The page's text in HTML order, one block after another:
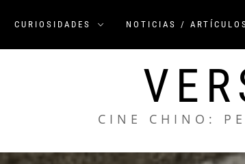
CURIOSIDADES NOTICIAS /
CINE CHINO: